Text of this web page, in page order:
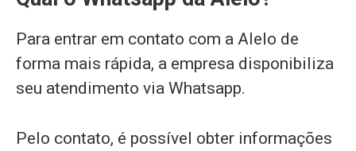
Para entrar em contato com a Alelo de
forma mais rápida, a empresa disponibiliza
seu atendimento via Whatsapp.
Pelo contato, é possível obter informações